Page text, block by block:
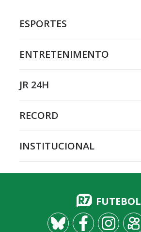
ESPORTES
ENTRETENIMENTO
JR 24H
RECORD
INSTITUCIONAL
FUTEBOL